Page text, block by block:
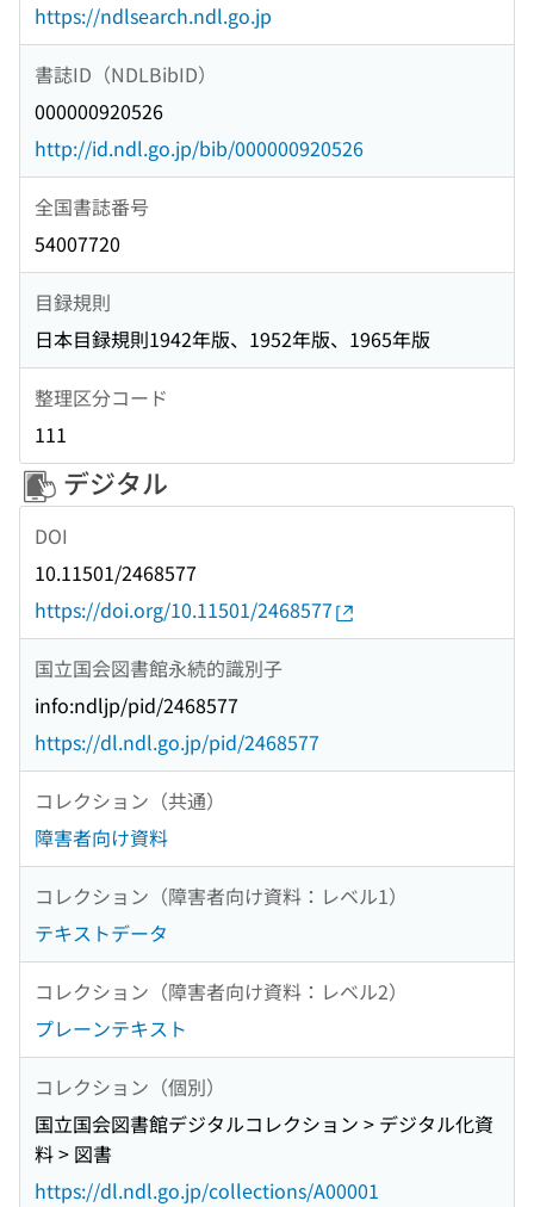
https://ndlsearch.ndl.go.jp
書誌ID（NDLBibID）
000000920526
http://id.ndl.go.jp/bib/000000920526
全国書誌番号
54007720
目録規則
日本目録規則1942年版、1952年版、1965年版
整理区分コード
111
デジタル
DOI
10.11501/2468577
https://doi.org/10.11501/2468577
国立国会図書館永続的識別子
info:ndljp/pid/2468577
https://dl.ndl.go.jp/pid/2468577
コレクション（共通）
障害者向け資料
コレクション（障害者向け資料：レベル1）
テキストデータ
コレクション（障害者向け資料：レベル2）
プレーンテキスト
コレクション（個別）
国立国会図書館デジタルコレクション > デジタル化資
料 > 図書
https://dl.ndl.go.jp/collections/A00001